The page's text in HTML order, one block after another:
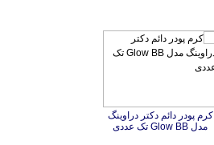
کرم پودر دائم دکتر دراوینگ
مدل Glow BB تک عددی